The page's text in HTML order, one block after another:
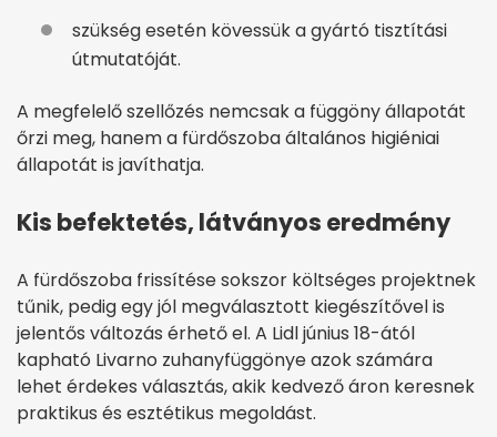
szükség esetén kövessük a gyártó tisztítási
útmutatóját.
A megfelelő szellőzés nemcsak a függöny állapotát
őrzi meg, hanem a fürdőszoba általános higiéniai
állapotát is javíthatja.
Kis befektetés, látványos eredmény
A fürdőszoba frissítése sokszor költséges projektnek
tűnik, pedig egy jól megválasztott kiegészítővel is
jelentős változás érhető el. A Lidl június 18-ától
kapható Livarno zuhanyfüggönye azok számára
lehet érdekes választás, akik kedvező áron keresnek
praktikus és esztétikus megoldást.